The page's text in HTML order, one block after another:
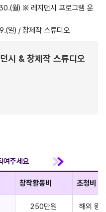
월) ※ 레지던시 프로그램 운
일) / 창제작 스튜디오
시 & 창제작 스튜디오
창작활동비 초청비
250만원
해외 왕